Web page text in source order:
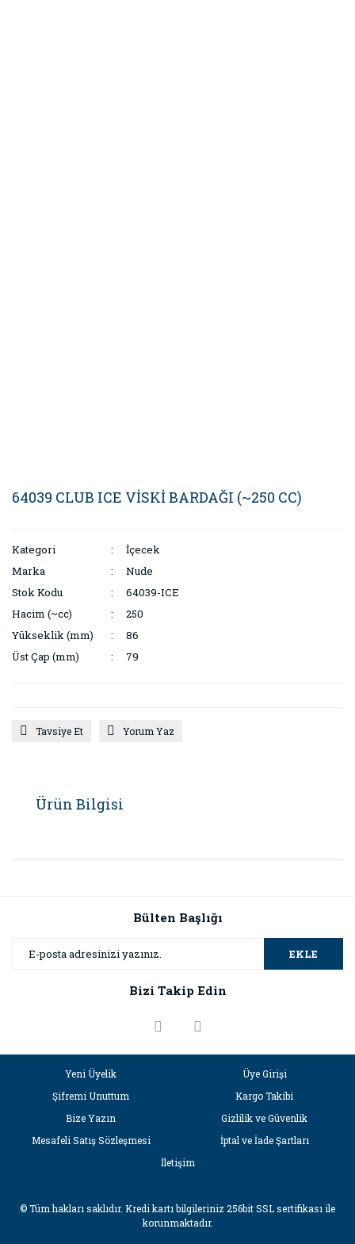
64039 CLUB ICE VİSKİ BARDAĞI (~250 CC)
Kategori
İçecek
Marka
Nude
Stok Kodu
64039-ICE
Hacim (~cc)
250
Yükseklik (mm)
86
Üst Çap (mm)
79
Tavsiye Et Yorum Yaz
Ürün Bilgisi
Bülten Başlığı
EKLE
Bizi Takip Edin
Yeni Üyelik
Üye Girişi
Şifremi Unuttum
Kargo Takibi
Bize Yazın
Gizlilik ve Güvenlik
Mesafeli Satış Sözleşmesi
İptal ve İade Şartları
İletişim
© Tüm hakları saklıdır. Kredi kartı bilgileriniz 256bit SSL sertifikası ile
korunmaktadır.